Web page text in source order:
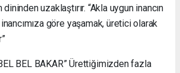
uzaklaştırır. “Akla uygun inancın
göre yaşamak, üretici olarak
BEL BAKAR” Ürettiğimizden fazla